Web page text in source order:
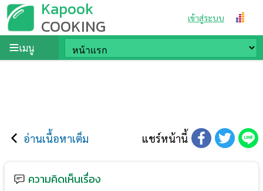
Kapook
COOKING เข้าสู่ระบบ
เมนู
อ่านเนื้อหาเต็ม แชร์หน้านี้
ความคิดเห็นเรื่อง